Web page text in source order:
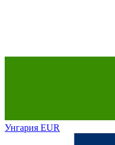
Унгария EUR